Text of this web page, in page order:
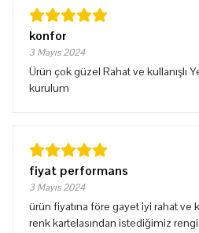
konfor
3 Mayıs 2024
Ürün çok güzel Rahat ve kullanışlı
kurulum
fiyat performans
3 Mayıs 2024
ürün fiyatına före gayet iyi rahat ve
renk kartelasından istediğimiz rengi